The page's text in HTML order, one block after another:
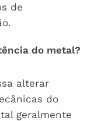
de
do metal?
alterar
do
geralmente